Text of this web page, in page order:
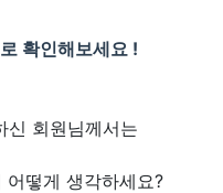
확인해보세요 !
신 회원님께서는
어떻게 생각하세요?